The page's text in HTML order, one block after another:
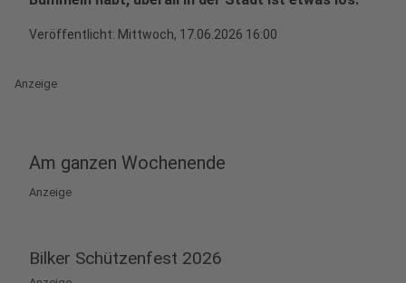
Veröffentlicht: Mittwoch, 17.06.2026 16:00
Anzeige
Am ganzen Wochenende
Anzeige
Bilker Schützenfest 2026